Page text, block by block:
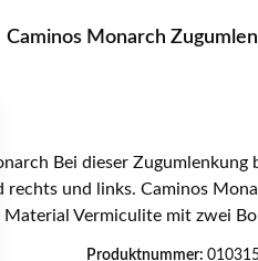
Caminos Monarch
Umlenkung Maße
Vermiculite mit zwei
Produktnummer: